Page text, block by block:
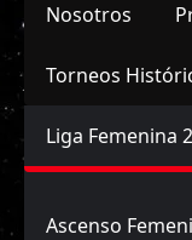
Nosotros
Torneos
Primera
Femenina
Liga Femenina
Ascenso
Inicio
Una